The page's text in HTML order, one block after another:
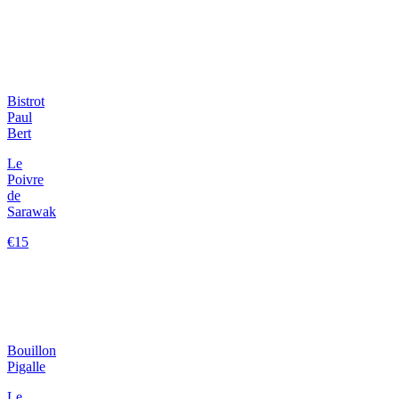
Bistrot
Paul
Bert
Le
Poivre
de
Sarawak
€15
Bouillon
Pigalle